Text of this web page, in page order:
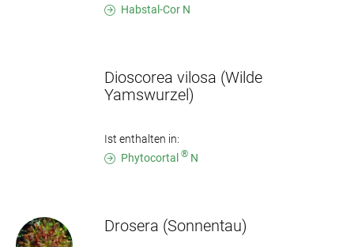
Habstal-Cor N
Dioscorea vilosa (Wilde
Yamswurzel)
Ist enthalten in:
Phytocortal ® N
Drosera (Sonnentau)